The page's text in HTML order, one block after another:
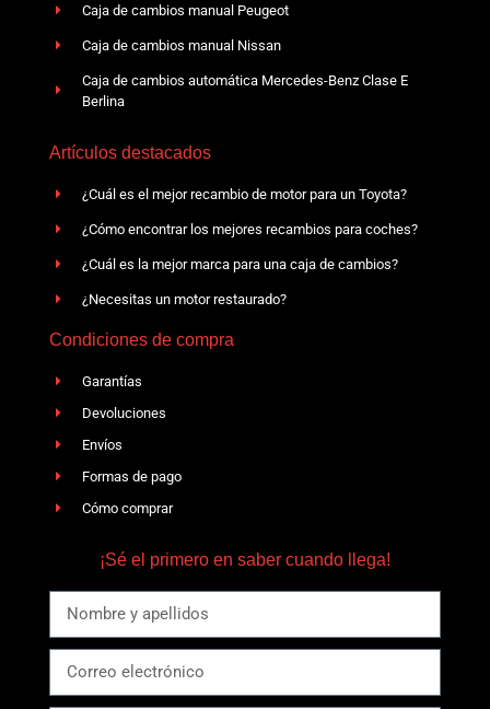
Caja de cambios manual Peugeot
Caja de cambios manual Nissan
Caja de cambios automática Mercedes-Benz Clase E
Berlina
Artículos destacados
¿Cuál es el mejor recambio de motor para un Toyota?
¿Cómo encontrar los mejores recambios para coches?
¿Cuál es la mejor marca para una caja de cambios?
¿Necesitas un motor restaurado?
Condiciones de compra
Garantías
Devoluciones
Envíos
Formas de pago
Cómo comprar
¡Sé el primero en saber cuando llega!